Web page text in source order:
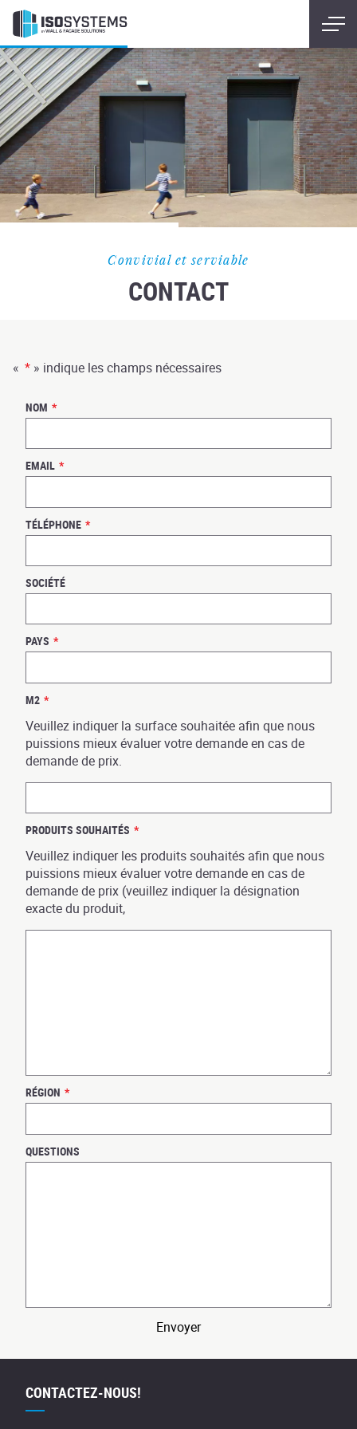
Convivial et serviable
CONTACT
« *» indique les champs nécessaires
NOM *
EMAIL *
TÉLÉPHONE *
SOCIÉTÉ
PAYS *
M2 *
Veuillez indiquer la surface souhaitée afin que nous
puissions mieux évaluer votre demande en cas de
demande de prix.
PRODUITS SOUHAITÉS *
Veuillez indiquer les produits souhaités afin que nous
puissions mieux évaluer votre demande en cas de
demande de prix (veuillez indiquer la désignation
exacte du produit,
RÉGION *
QUESTIONS
Envoyer
CONTACTEZ-NOUS!